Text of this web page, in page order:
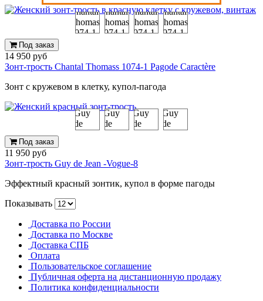
Под заказ
14 950 руб
Зонт-трость Chantal Thomass 1074-1 Pagode Caractère
Зонт с кружевом в клетку, купол-пагода
Под заказ
11 950 руб
Зонт-трость Guy de Jean -Vogue-8
Эффектный красный зонтик, купол в форме пагоды
Показывать
Доставка по России
Доставка по Москве
Доставка СПБ
Оплата
Пользовательское соглашение
Публичная оферта на дистанционную продажу
Политика конфиденциальности